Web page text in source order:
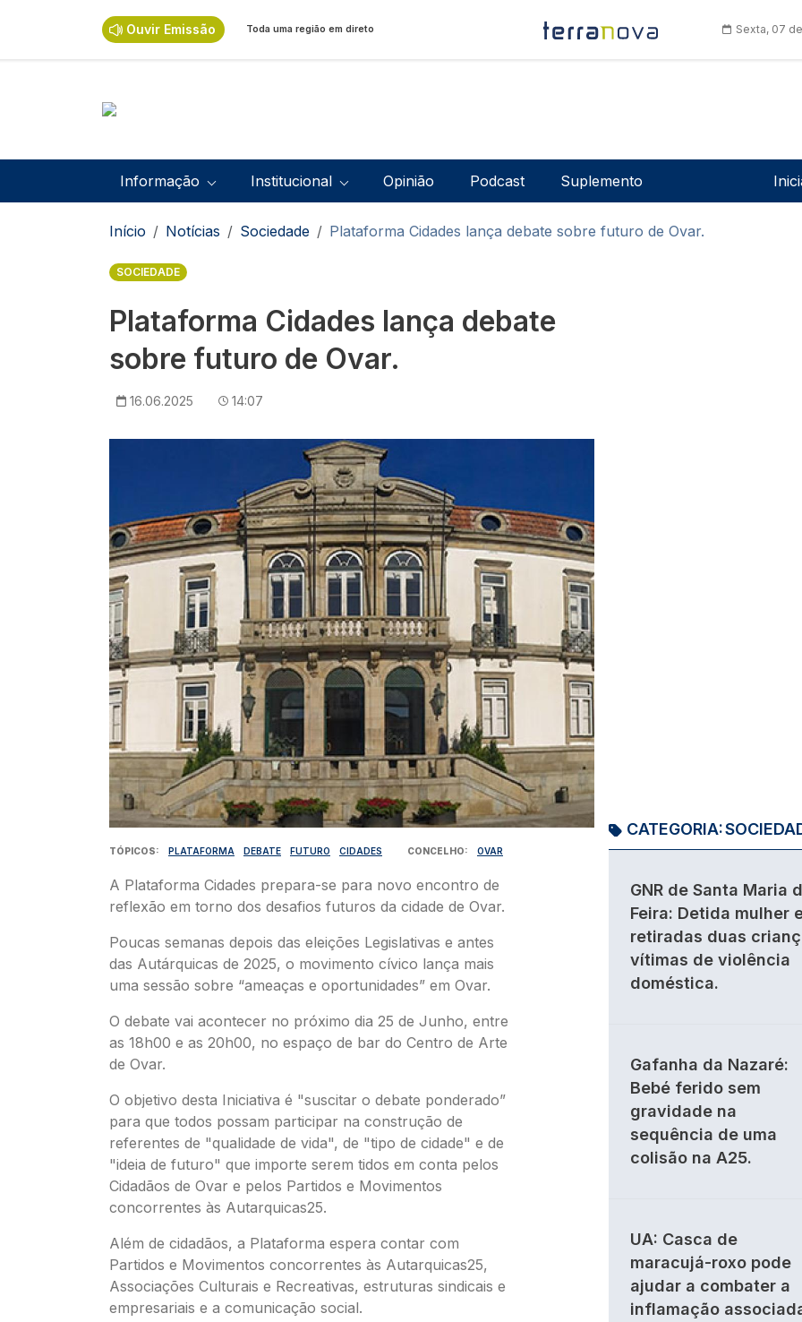
Ouvir Emissão Toda uma região em direto Sexta, 07
Navegação principal
Informação Institucional Opinião Podcast Suplemento
Navegação estrutural
Início Notícias Sociedade Plataforma Cidades lança debate sobre futuro de Ovar.
SOCIEDADE
Plataforma Cidades lança debate
sobre futuro de Ovar.
16.06.2025 14:07
TÓPICOS PLATAFORMA DEBATE FUTURO CIDADES CONCELHO OVAR
A Plataforma Cidades prepara-se para novo encontro de
reflexão em torno dos desafios futuros da cidade de Ovar.
Poucas semanas depois das eleições Legislativas e antes
das Autárquicas de 2025, o movimento cívico lança mais
uma sessão sobre “ameaças e oportunidades” em Ovar.
O debate vai acontecer no próximo dia 25 de Junho, entre
as 18h00 e as 20h00, no espaço de bar do Centro de Arte
de Ovar.
O objetivo desta Iniciativa é "suscitar o debate ponderado”
para que todos possam participar na construção de
referentes de "qualidade de vida", de "tipo de cidade" e de
"ideia de futuro" que importe serem tidos em conta pelos
Cidadãos de Ovar e pelos Partidos e Movimentos
concorrentes às Autarquicas25.
Além de cidadãos, a Plataforma espera contar com
Partidos e Movimentos concorrentes às Autarquicas25,
Associações Culturais e Recreativas, estruturas sindicais e
empresariais e a comunicação social.
CATEGORIA:
GNR de Santa Maria
Feira: Detida mulher
retiradas duas
vítimas de violência
doméstica.
Gafanha da Nazaré:
Bebé ferido sem
gravidade na
sequência de uma
colisão na A25.
UA: Casca de
maracujá-roxo pode
ajudar a combater a
inflamação